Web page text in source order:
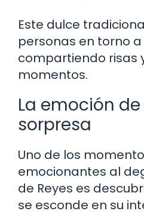
Este dulce
personas en torno
compartiendo risas
momentos.
La emoción
sorpresa
Uno de los
emocionantes al
de Reyes es
se esconde en su